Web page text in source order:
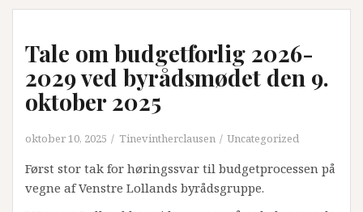
Tale om budgetforlig 2026-
2029 ved byrådsmødet den 9.
oktober 2025
oktober 10, 2025 Tinevintherclausen Uncategorized
Først stor tak for høringssvar til budgetprocessen på
vegne af Venstre Lollands byrådsgruppe.